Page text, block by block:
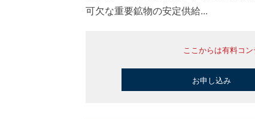
可欠な重要鉱物の安定供給...
ここからは有料コ
お申し込み